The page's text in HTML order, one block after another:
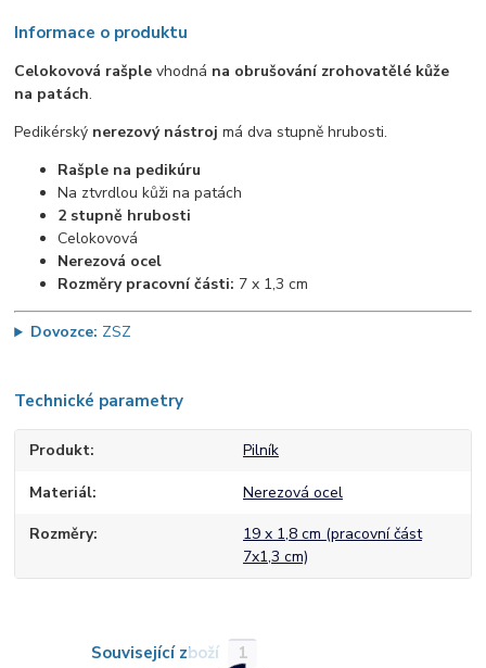
Informace o produktu
Celokovová rašple vhodná na obrušování zrohovatělé kůže
na patách.
Pedikérský nerezový nástroj má dva stupně hrubosti.
Rašple na pedikúru
Na ztvrdlou kůži na patách
2 stupně hrubosti
Celokovová
Nerezová ocel
Rozměry pracovní části: 7 x 1,3 cm
Dovozce: ZSZ
Technické parametry
Produkt Pilník
Materiál Nerezová ocel
Rozměry
19 x 1,8 cm (pracovní část
7x1,3 cm)
Související zboží 1